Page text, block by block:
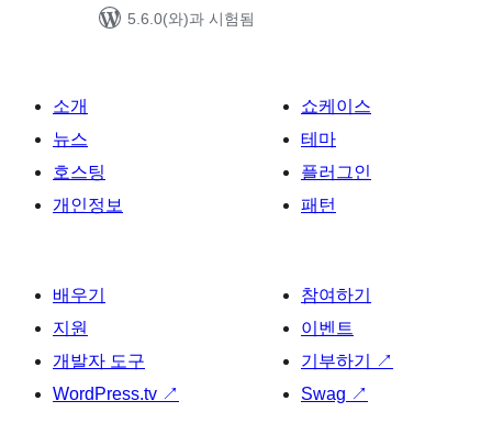
5.6.0(와)과 시험됨
소개
뉴스
호스팅
개인정보
쇼케이스
테마
플러그인
패턴
배우기
지원
개발자 도구
WordPress.tv ↗
참여하기
이벤트
기부하기
↗
Swag ↗